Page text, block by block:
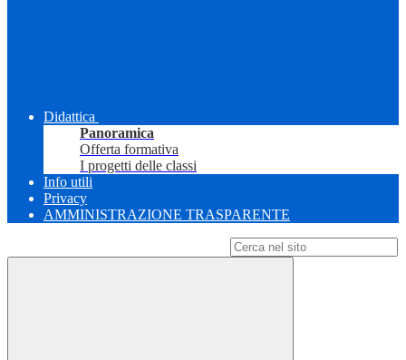
Didattica
Panoramica
Offerta formativa
I progetti delle classi
Info utili
Privacy
AMMINISTRAZIONE TRASPARENTE